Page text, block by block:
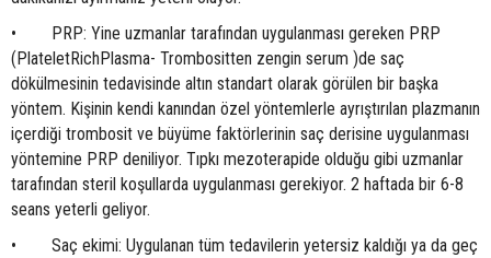
• PRP: Yine uzmanlar tarafından uygulanması gereken PRP
(PlateletRichPlasma- Trombositten zengin serum )de saç
dökülmesinin tedavisinde altın standart olarak görülen bir başka
yöntem. Kişinin kendi kanından özel yöntemlerle ayrıştırılan plazmanın
içerdiği trombosit ve büyüme faktörlerinin saç derisine uygulanması
yöntemine PRP deniliyor. Tıpkı mezoterapide olduğu gibi uzmanlar
tarafından steril koşullarda uygulanması gerekiyor. 2 haftada bir 6-8
seans yeterli geliyor.
• Saç ekimi: Uygulanan tüm tedavilerin yetersiz kaldığı ya da geç